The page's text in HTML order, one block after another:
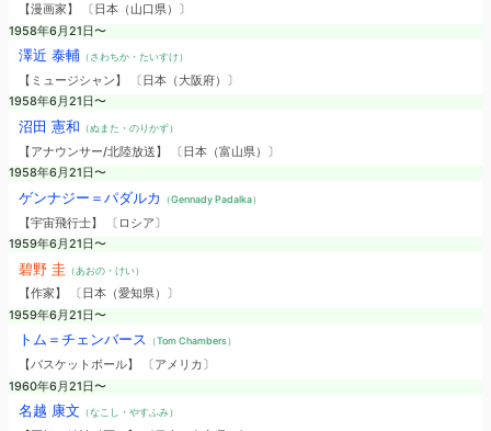
【漫画家】 〔日本（山口県）〕
1958年6月21日〜
澤近 泰輔 （さわちか・たいすけ）
【ミュージシャン】 〔日本（大阪府）〕
1958年6月21日〜
沼田 憲和 （ぬまた・のりかず）
【アナウンサー/北陸放送】 〔日本（富山県）〕
1958年6月21日〜
ゲンナジー＝パダルカ （Gennady Padalka）
【宇宙飛行士】 〔ロシア〕
1959年6月21日〜
碧野 圭（あおの・けい）
【作家】 〔日本（愛知県）〕
1959年6月21日〜
トム＝チェンバース （Tom Chambers）
【バスケットボール】 〔アメリカ〕
1960年6月21日〜
名越 康文 （なこし・やすふみ）